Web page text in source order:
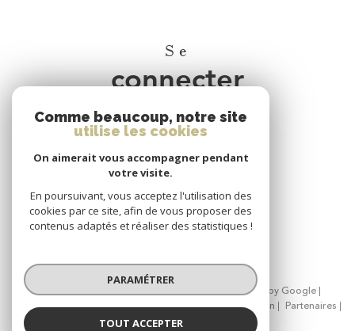
Se
connecter
espace propriétaire
Nous
adhérons
© 2026 | Tous droits réservés | Traduction powered by Google |
Nos honoraires
Plan du site Mentions légales Admin
Partenaires
Politique RGPD
Comme beaucoup, notre site
utilise les cookies
On aimerait vous accompagner pendant
votre visite.
En poursuivant, vous acceptez l'utilisation des
cookies par ce site, afin de vous proposer des
contenus adaptés et réaliser des statistiques !
PARAMÉTRER
TOUT ACCEPTER